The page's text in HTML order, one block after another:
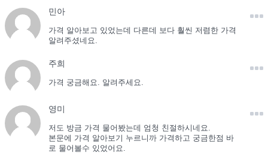
민아
가격 알아보고 있었는데 다른데 보다 훨씬 저렴한 가격
알려주셨네요.
주희
가격 궁금해요. 알려주세요.
영미
저도 방금 가격 물어봤는데 엄청 친절하시네요.
본문에 가격 알아보기 누르니까 가격하고 궁금한점 바
로 물어볼수 있었어요.